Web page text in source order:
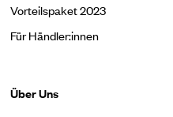
Vorteilspaket 2023
Für Händler:innen
Über Uns